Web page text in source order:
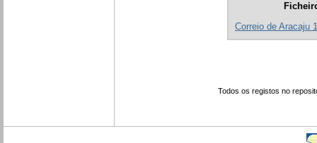
Correio de Aracaju
Todos os registos no